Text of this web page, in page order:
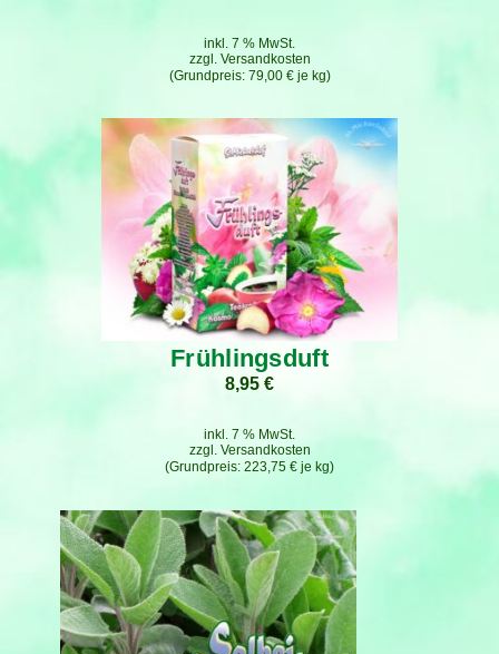
79,00 €je kg
inkl. 7 % MwSt.
zzgl. Versandkosten
Frühlingsduft
8,95 €
223,75 € je kg
inkl. 7 % MwSt.
zzgl. Versandkosten